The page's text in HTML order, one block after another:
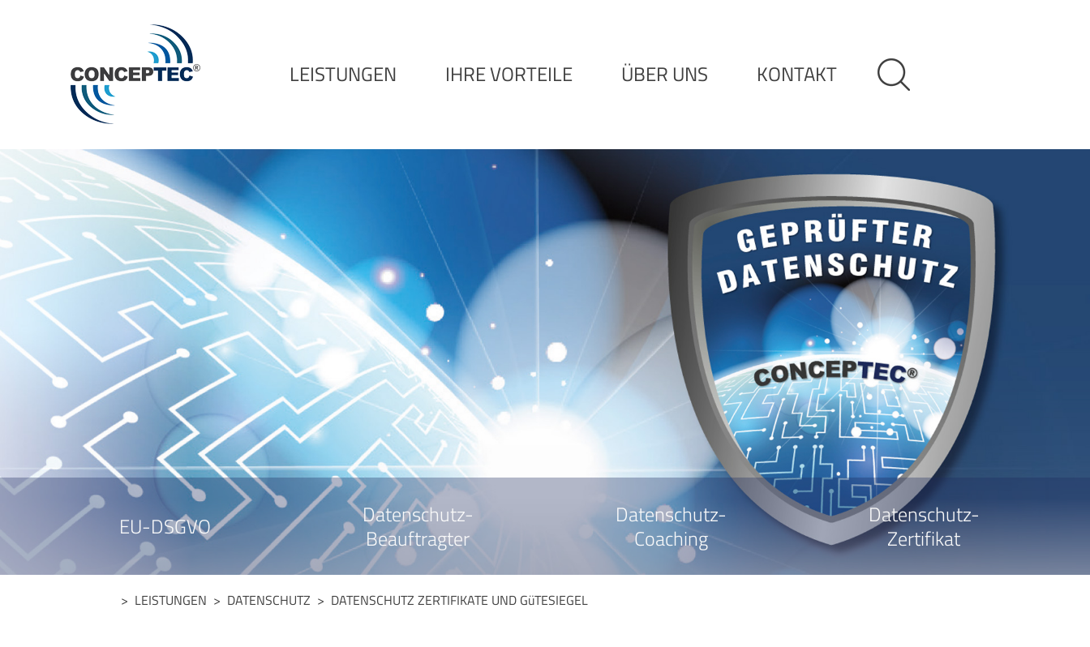
LEISTUNGEN IHRE VORTEILE ÜBER UNS KONTAKT
EU-DSGVO
Datenschutz-
Beauftragter
Datenschutz-
Coaching
Datenschutz-
Zertifikat
> LEISTUNGEN > DATENSCHUTZ > DATENSCHUTZ ZERTIFIKATE UND GüTESIEGEL